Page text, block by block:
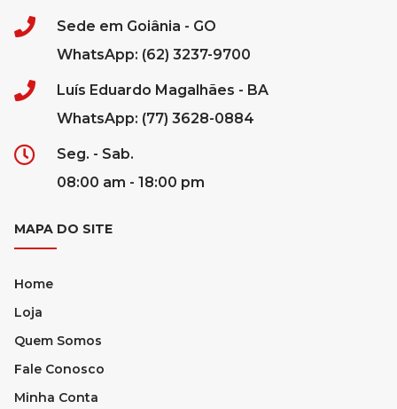
Sede em Goiânia - GO
WhatsApp: (62) 3237-9700
Luís Eduardo Magalhães - BA
WhatsApp: (77) 3628-0884
Seg. - Sab.
08:00 am - 18:00 pm
MAPA DO SITE
Home
Loja
Quem Somos
Fale Conosco
Minha Conta